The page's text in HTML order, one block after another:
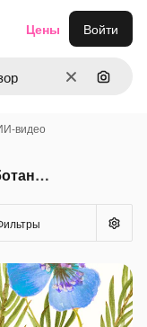
ОчиститьПоиск
Цены Войти
видео
Фото По Запросу Женственный ботанический узор